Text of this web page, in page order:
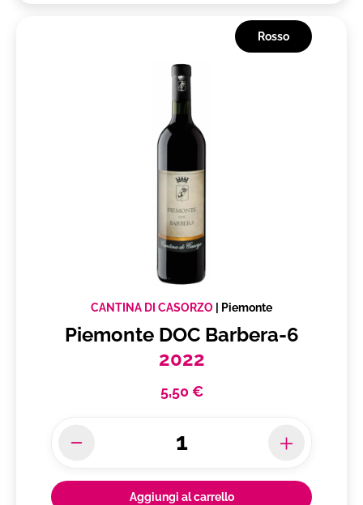
Formaggi media stagionatura
Antipasti, crostacei, salumi
Rosso
CANTINA DI CASORZO Piemonte
Piemonte DOC Barbera-6
2022
5,50 €
Aggiungi al carrello